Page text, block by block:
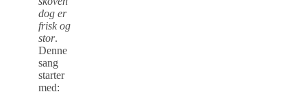
dog er
frisk og
stor.
Denne
sang
starter
med: